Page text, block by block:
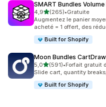
SMART Bundles
4,9étoile(s) sur 5
(265)
265 avis au total
•Gratuite
Augmentez le panier
acheté = 1 offert, des
Built for Shopify
Moon Bundles
5,0étoile(s) sur 5
(591)
591 avis au total
•Forfait gratuit
Slide cart, quantity
Built for Shopify